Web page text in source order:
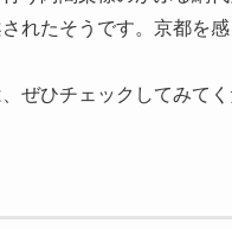
れたそうです。京都を感
ぜひチェックしてみてく